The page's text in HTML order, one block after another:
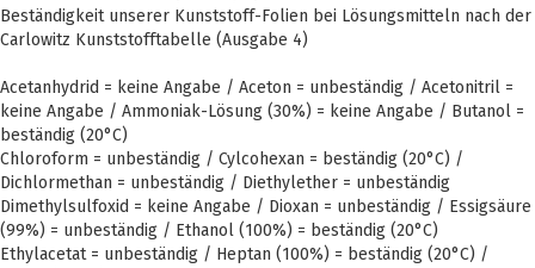
Beständigkeit unserer Kunststoff-Folien bei Lösungsmitteln nach der
Carlowitz Kunststofftabelle (Ausgabe 4)
Acetanhydrid = keine Angabe / Aceton = unbeständig / Acetonitril =
keine Angabe / Ammoniak-Lösung (30%) = keine Angabe / Butanol =
beständig (20°C)
Chloroform = unbeständig / Cylcohexan = beständig (20°C) /
Dichlormethan = unbeständig / Diethylether = unbeständig
Dimethylsulfoxid = keine Angabe / Dioxan = unbeständig / Essigsäure
(99%) = unbeständig / Ethanol (100%) = beständig (20°C)
Ethylacetat = unbeständig / Heptan (100%) = beständig (20°C) /